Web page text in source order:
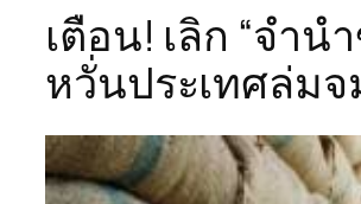
เตือน! เลิก “จำน
หวั่นประเทศล่มจ